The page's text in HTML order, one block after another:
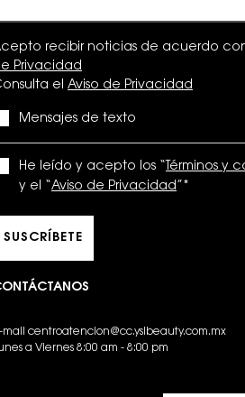
recibir noticias de acuerdo
Privacidad
el Aviso de Privacidad
Mensajes de texto
He leído y acepto los “ Términos y
y el “ Aviso de Privacidad *
SUSCRÍBETE
mail centroatencion@cc.yslbeauty.com.mx
a Viernes 8:00 am - 8:00 pm